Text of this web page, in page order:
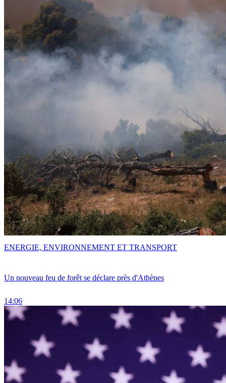
Un nouveau feu de forêt se déclare près d'Athènes
14:06
ENERGIE, ENVIRONNEMENT ET TRANSPORT